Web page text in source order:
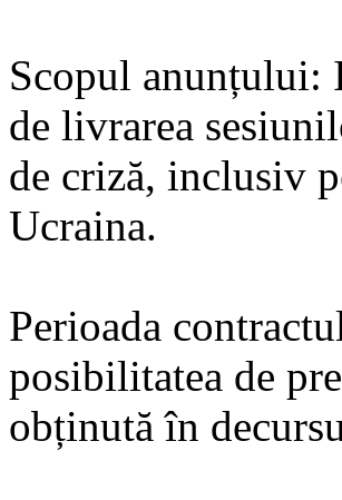
Scopul anunțului:
de livrarea
de criză, inclusiv
Ucraina.
Perioada
posibilitatea de
obținută în